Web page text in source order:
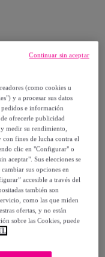
(como cookies u
y a procesar sus datos
pedidos e información
ofrecerle publicidad
medir su rendimiento,
con fines de lucha contra el
clic en "Configurar" o
aceptar". Sus elecciones se
sus opciones en
accesible a través del
también son
como las que miden
ofertas, y no están
sobre las Cookies, puede
Continuar sin aceptar